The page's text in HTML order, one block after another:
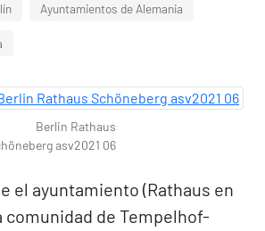
Ayuntamientos de Alemania
Berlin Rathaus
asv2021 06
el ayuntamiento (Rathaus en
comunidad de Tempelhof-